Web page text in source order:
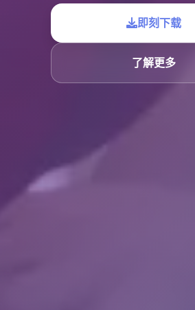
即刻下载
了解更多